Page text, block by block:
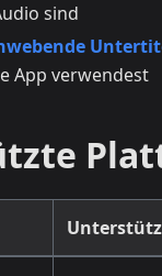
sind
App verwendest